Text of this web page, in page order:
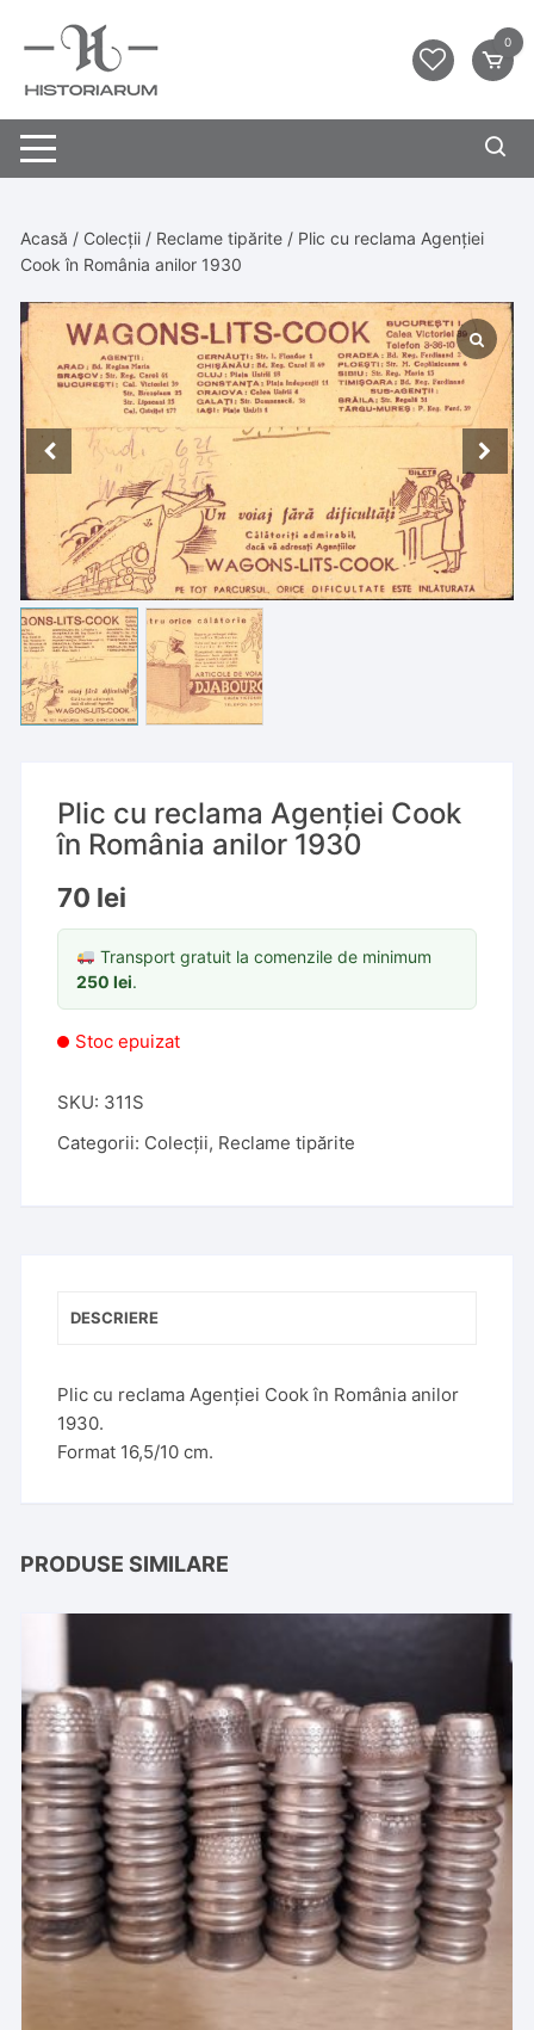
0
Acasă / Colecții / Reclame tipărite / Plic cu reclama Agenției
Cook în România anilor 1930
Plic cu reclama Agenției Cook
în România anilor 1930
70 lei
Transport gratuit la comenzile de minimum
250lei.
Stoc epuizat
SKU: 311S
Categorii: Colecții, Reclame tipărite
DESCRIERE
Plic cu reclama Agenției Cook în România anilor
1930.
Format 16,5/10 cm.
PRODUSE SIMILARE